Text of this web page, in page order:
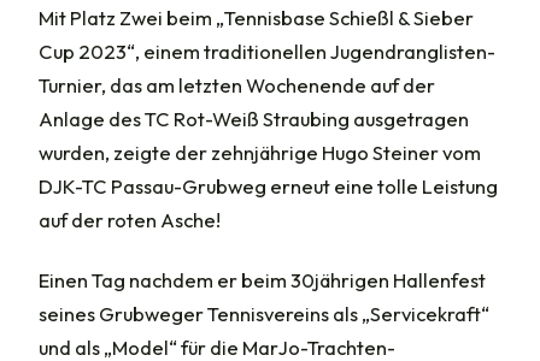
Mit Platz Zwei beim „Tennisbase Schießl & Sieber
Cup 2023“, einem traditionellen Jugendranglisten-
Turnier, das am letzten Wochenende auf der
Anlage des TC Rot-Weiß Straubing ausgetragen
wurden, zeigte der zehnjährige Hugo Steiner vom
DJK-TC Passau-Grubweg erneut eine tolle Leistung
auf der roten Asche!
Einen Tag nachdem er beim 30jährigen Hallenfest
seines Grubweger Tennisvereins als „Servicekraft“
und als „Model“ für die MarJo-Trachten-